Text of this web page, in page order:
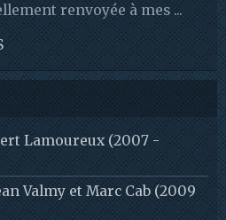
renvoyée à mes ...
Lamoureux (2007 -
Valmy et Marc Cab (2009